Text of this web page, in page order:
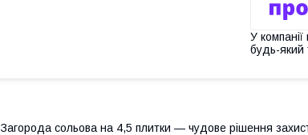
У
будь-який
Загорода сольова на 4,5 плитки — чудове рішення